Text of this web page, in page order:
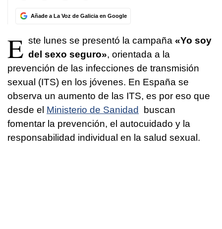
Añade a La Voz de Galicia en Google
E ste lunes se presentó la campaña «Yo soy
del sexo seguro», orientada a la
prevención de las infecciones de transmisión
sexual (ITS) en los jóvenes. En España se
observa un aumento de las ITS, es por eso que
desde el Ministerio de Sanidad buscan
fomentar la prevención, el autocuidado y la
responsabilidad individual en la salud sexual.